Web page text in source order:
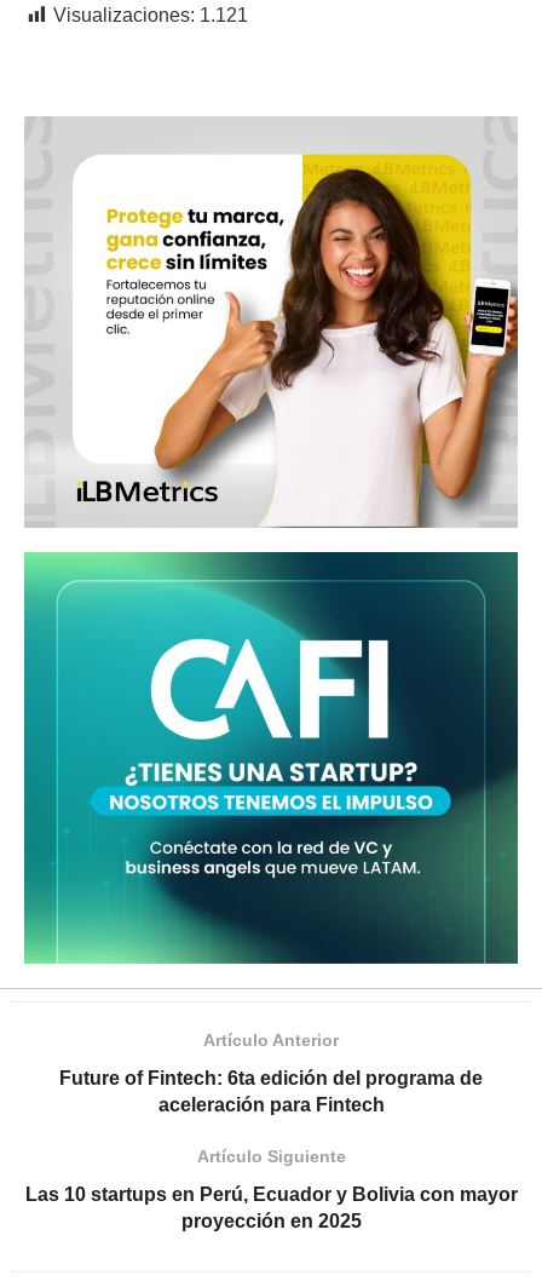
Visualizaciones: 1.121
Artículo Anterior
Future of Fintech: 6ta edición del programa de
aceleración para Fintech
Artículo Siguiente
Las 10 startups en Perú, Ecuador y Bolivia con mayor
proyección en 2025